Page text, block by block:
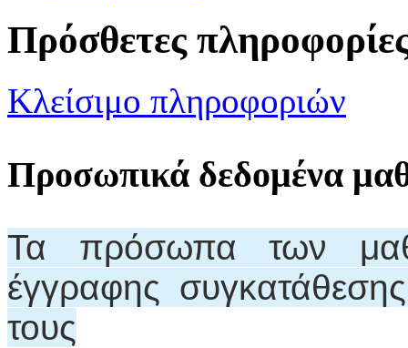
Πρόσθετες
Κλείσιμο πληροφοριών
Προσωπικά δεδομένα
Τα πρόσωπα των
έγγραφης
τους